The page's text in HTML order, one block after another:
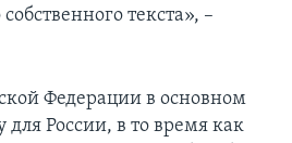
текста», –
Федерации в основном
России, в то время как